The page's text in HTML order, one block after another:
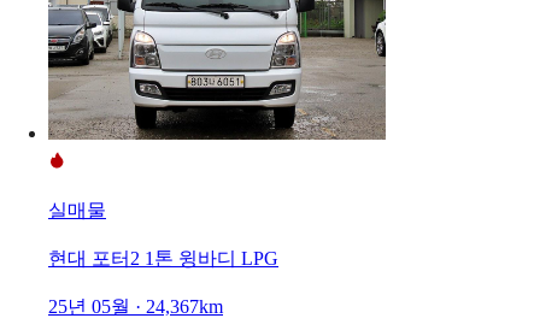
실매물
현대 포터2 1톤 윙바디 LPG
25년 05월 · 24,367km